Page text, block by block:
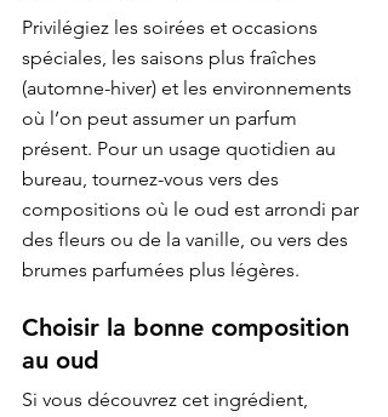
Privilégiez les soirées et occasions
spéciales, les saisons plus fraîches
(automne-hiver) et les environnements
où l’on peut assumer un parfum
présent. Pour un usage quotidien au
bureau, tournez-vous vers des
compositions où le oud est arrondi par
des fleurs ou de la vanille, ou vers des
brumes parfumées plus légères.
Choisir la bonne composition
au oud
Si vous découvrez cet ingrédient,